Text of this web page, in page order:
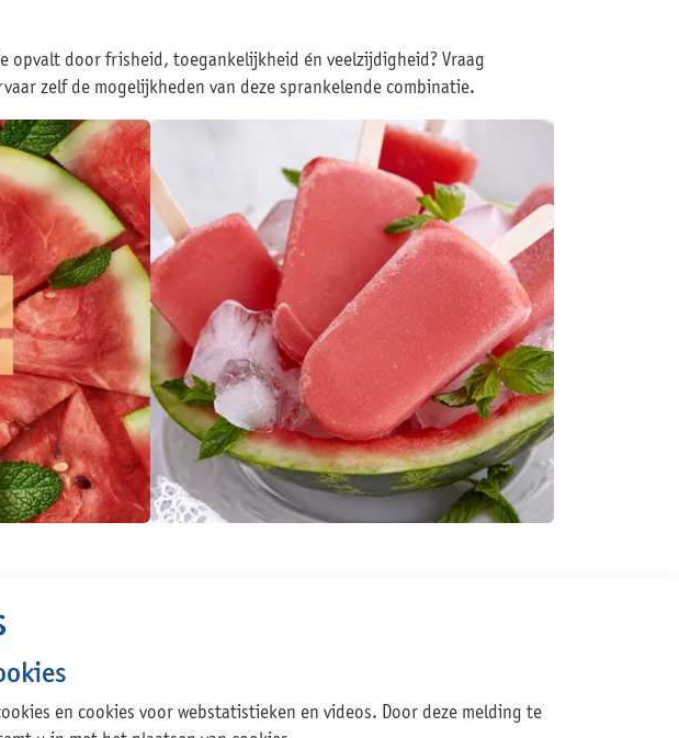
opvalt door frisheid, toegankelijkheid én veelzijdigheid? Vraag
zelf de mogelijkheden van deze sprankelende combinatie.
en cookies voor webstatistieken en videos. Door deze melding te